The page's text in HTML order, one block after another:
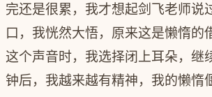
完还是很累，我才想起剑飞老师说
口，我恍然大悟，原来这是懒惰的
这个声音时，我选择闭上耳朵，继
钟后，我越来越有精神，我的懒惰